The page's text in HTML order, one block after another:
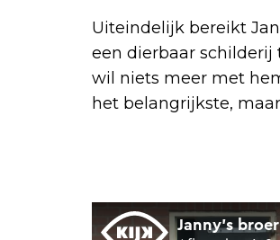
Uiteindelijk bereikt
een dierbaar
wil niets meer met
het belangrijkste,